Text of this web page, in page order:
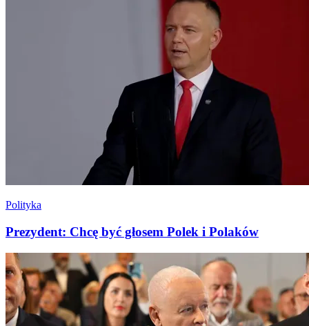
Polityka
Prezydent: Chcę być głosem Polek i Polaków